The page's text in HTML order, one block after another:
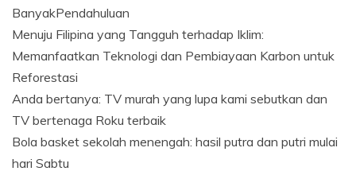
BanyakPendahuluan
Menuju Filipina yang Tangguh terhadap Iklim:
Memanfaatkan Teknologi dan Pembiayaan Karbon untuk
Reforestasi
Anda bertanya: TV murah yang lupa kami sebutkan dan
TV bertenaga Roku terbaik
Bola basket sekolah menengah: hasil putra dan putri mulai
hari Sabtu